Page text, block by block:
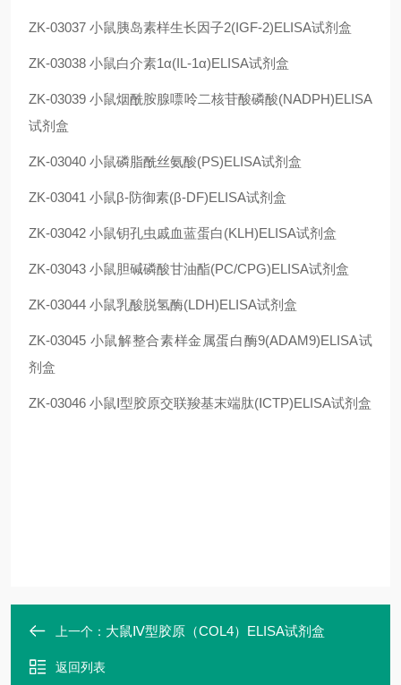
ZK-03037 小鼠胰岛素样生长因子2(IGF-2)ELISA试剂盒
ZK-03038 小鼠白介素1α(IL-1α)ELISA试剂盒
ZK-03039 小鼠烟酰胺腺嘌呤二核苷酸磷酸(NADPH)ELISA
试剂盒
ZK-03040 小鼠磷脂酰丝氨酸(PS)ELISA试剂盒
ZK-03041 小鼠β-防御素(β-DF)ELISA试剂盒
ZK-03042 小鼠钥孔虫戚血蓝蛋白(KLH)ELISA试剂盒
ZK-03043 小鼠胆碱磷酸甘油酯(PC/CPG)ELISA试剂盒
ZK-03044 小鼠乳酸脱氢酶(LDH)ELISA试剂盒
ZK-03045 小鼠解整合素样金属蛋白酶9(ADAM9)ELISA试
剂盒
ZK-03046 小鼠Ⅰ型胶原交联羧基末端肽(ⅠCTP)ELISA试剂盒
上一个： 大鼠Ⅳ型胶原（COL4）ELISA试剂盒
返回列表